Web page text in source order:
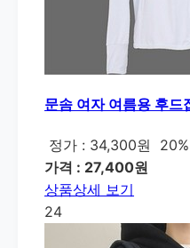
문솜 여자 여름용 후드
정가 : 34,300원
가격 : 27,400원
상품상세 보기
24